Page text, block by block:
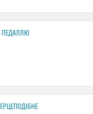
ПЕДАЛЛЮ